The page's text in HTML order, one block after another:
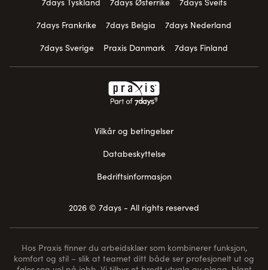
7days Frankrike
7days Belgia
7days Nederland
7days Sverige
Praxis Danmark 7days Finland
Vilkår og betingelser
Databeskyttelse
Bedriftsinformasjon
2026 © 7days - All rights reserved
Hos Praxis finner du arbeidsklær som kombinerer funksjon,
komfort og stil – slik at teamet ditt både ser profesjonelt ut og